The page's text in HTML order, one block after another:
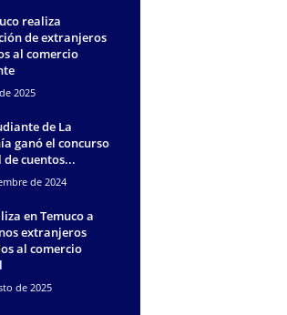
realiza
de extranjeros
al comercio
2025
de La
ganó el concurso
cuentos...
de 2024
en Temuco a
extranjeros
al comercio
de 2025